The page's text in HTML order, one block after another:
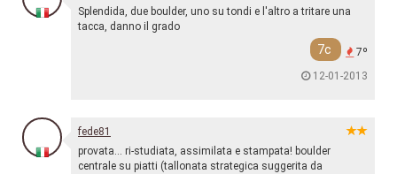
Splendida, due boulder, uno su tondi e l'altro a tritare una
tacca, danno il grado
7c
7º
12-01-2013
fede81
provata... ri-studiata, assimilata e stampata! boulder
centrale su piatti (tallonata strategica suggerita da